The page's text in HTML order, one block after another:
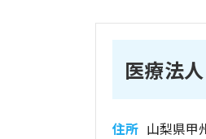
医療法
住所 山梨県甲